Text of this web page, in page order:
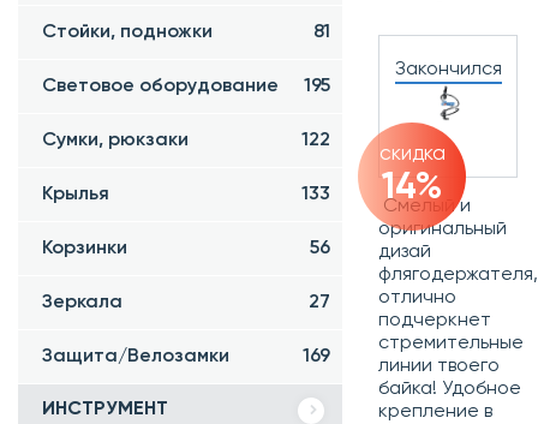
Стойки, подножки 81
Световое оборудование 195
Сумки, рюкзаки 122
Крылья 133
Корзинки 56
Зеркала 27
Защита/Велозамки 169
ИНСТРУМЕНТ
Закончился
скидка
14%
Смелый и
оригинальный
дизай
флягодержателя,
отлично
подчеркнет
стремительные
линии твоего
байка! Удобное
крепление в